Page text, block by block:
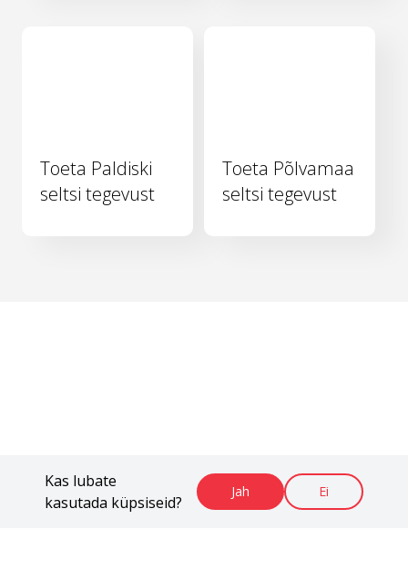
Kas lubate
kasutada küpsiseid?
Jah Ei
Toeta Paldiski
seltsi tegevust
Toeta Põlvamaa
seltsi tegevust